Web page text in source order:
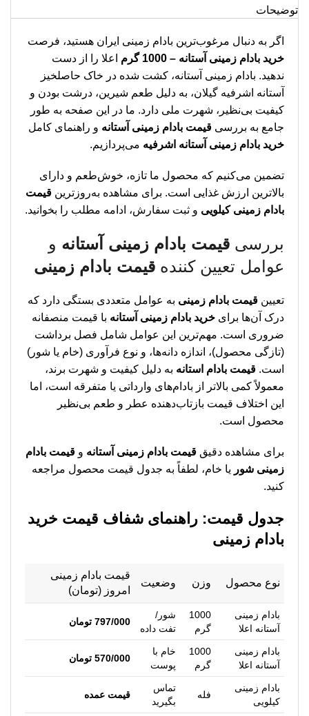
توضیحات
اگر به دنبال مرغوب‌ترین بادام زمینی ایران هستید، فرصت
خرید بادام زمینی آستانه – 1000 گرم
اعلا را از دست
ندهید. بادام زمینی آستانه، کشت شده در خاک حاصلخیز
آستانه اشرفیه گیلان، به دلیل طعم شیرین، درشت بودن و
کیفیت بی‌نظیر، شهرت ملی دارد. ما در این صفحه به طور
جامع به بررسی قیمت بادام زمینی آستانه و راهنمای کامل
خرید بادام زمینی آستانه اشرفیه می‌پردازیم.
تضمین می‌کنیم که محصول ما تازه، خوش‌طعم و دارای
بالاترین ارزش غذایی است. برای مشاهده به‌روزترین قیمت
بادام زمینی کیلویی و ثبت سفارش، ادامه مطلب را بخوانید.
بررسی قیمت بادام زمینی آستانه و
عوامل تعیین کننده قیمت بادام زمینی
تعیین قیمت بادام زمینی به عوامل متعددی بستگی دارد که
درک آن‌ها برای خرید بادام زمینی آستانه با قیمت منصفانه
ضروری است. مهم‌ترین این عوامل شامل فصل برداشت
(تازگی محصول)، اندازه دانه‌ها، و نوع فرآوری (خام یا شور)
است. قیمت بادام استانه به دلیل کیفیت و شهرت برند،
معمولاً کمی بالاتر از بادام‌های وارداتی یا متفرقه است، اما
این اختلاف قیمت بازتاب‌دهنده عطر و طعم بی‌نظیر
محصول است.
برای مشاهده دقیق قیمت بادام زمینی آستانه و قیمت بادام
زمینی شور یا خام، لطفاً به جدول قیمت محصول مراجعه
کنید.
جدول قیمت: راهنمای شفاف قیمت خرید
بادام زمینی
نوع محصول وزن وضعیت
قیمت بادام زمینی
امروز (تومان)
بادام زمینی
آستانه اعلا
1000
گرم
شور/
تفت داده
797/000 تومان
بادام زمینی
آستانه اعلا
1000
گرم
خام با
پوست
570/000 تومان
بادام زمینی
کیلویی
فله
تماس
بگیرید
قیمت عمده